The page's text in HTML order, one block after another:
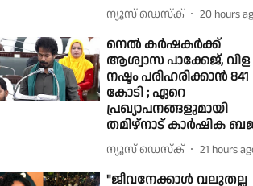
ന്യൂസ് ഡെസ്ക് 20 hours
നെൽ കർഷകർക്ക്
ആശ്വാസ പാക്കേജ്, വിള
നഷ്ടം പരിഹരിക്കാൻ 841
കോടി ; ഏറെ
പ്രഖ്യാപനങ്ങളുമായി
തമിഴ്നാട് കാർഷിക
ന്യൂസ് ഡെസ്ക് 21 hours
"ജീവനേക്കാൾ വലുതല്ല